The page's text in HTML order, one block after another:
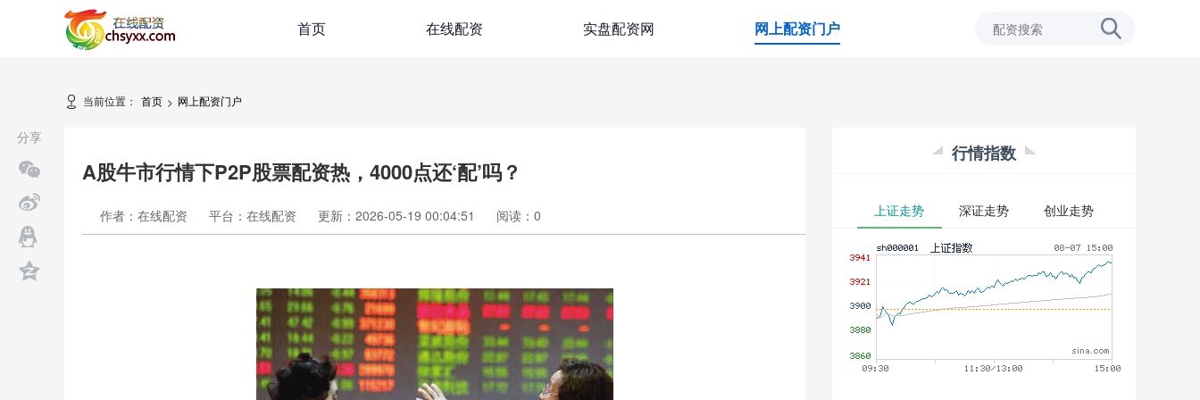
首页 在线配资 实盘配资网 网上配资门户
当前位置： 首页 > 网上配资门户
A股牛市行情下P2P股票配资热，4000点还‘配’吗？
作者：在线配资 平台：在线配资 更新：2026-05-19 00:04:51 阅读： 0
分享
行情指数
上证走势 深证走势 创业走势